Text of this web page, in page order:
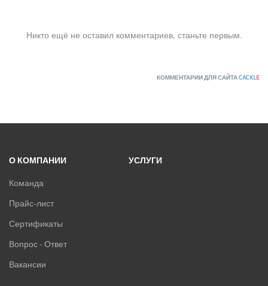
Никто ещё не оставил комментариев, станьте первым.
КОММЕНТАРИИ ДЛЯ САЙТАCACKLE
О КОМПАНИИ
Команда
Прайс-лист
Сертификаты
Вопрос - Ответ
Вакансии
УСЛУГИ